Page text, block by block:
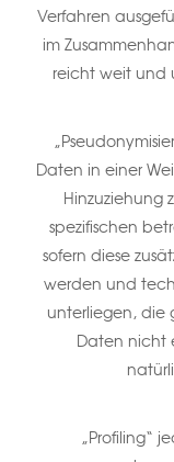
Verfahren
im
reicht weit und
Daten in einer
Hinzuziehung
spezifischen
sofern diese
werden und
unterliegen, die
Daten nicht
„Profiling“